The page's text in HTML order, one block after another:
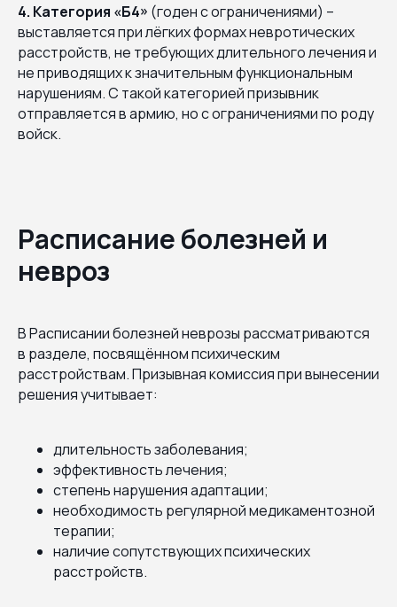
4. Категория «Б4» (годен с ограничениями) –
выставляется при лёгких формах невротических
расстройств, не требующих длительного лечения и
не приводящих к значительным функциональным
нарушениям. С такой категорией призывник
отправляется в армию, но с ограничениями по роду
войск.
Расписание болезней и
невроз
В Расписании болезней неврозы рассматриваются
в разделе, посвящённом психическим
расстройствам. Призывная комиссия при вынесении
решения учитывает:
длительность заболевания;
эффективность лечения;
степень нарушения адаптации;
необходимость регулярной медикаментозной
терапии;
наличие сопутствующих психических
расстройств.